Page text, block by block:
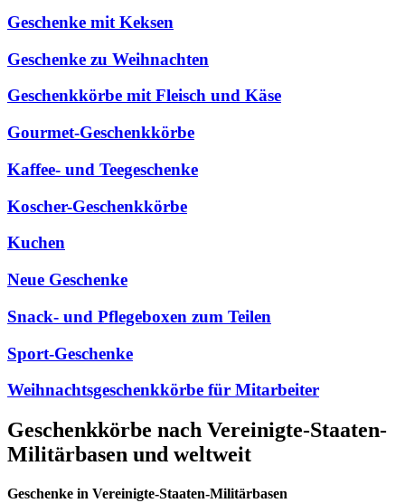
Geschenke mit Keksen
Geschenke zu Weihnachten
Geschenkkörbe mit Fleisch und Käse
Gourmet-Geschenkkörbe
Kaffee- und Teegeschenke
Koscher-Geschenkkörbe
Kuchen
Neue Geschenke
Snack- und Pflegeboxen zum Teilen
Sport-Geschenke
Weihnachtsgeschenkkörbe für Mitarbeiter
Geschenkkörbe nach Vereinigte-Staaten-
Militärbasen und weltweit
Geschenke in Vereinigte-Staaten-Militärbasen